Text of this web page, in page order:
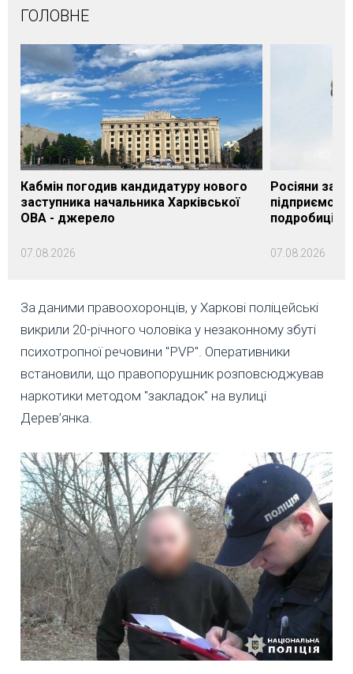
ГОЛОВНЕ
Кабмін погодив кандидатуру нового
заступника начальника Харківської
ОВА - джерело
07.08.2026
Росіяни
подробиці
07.08.2026
За даними правоохоронців, у Харкові поліцейські
викрили 20-річного чоловіка у незаконному збуті
психотропної речовини "PVP". Оперативники
встановили, що правопорушник розповсюджував
наркотики методом "закладок" на вулиці
Дерев’янка.